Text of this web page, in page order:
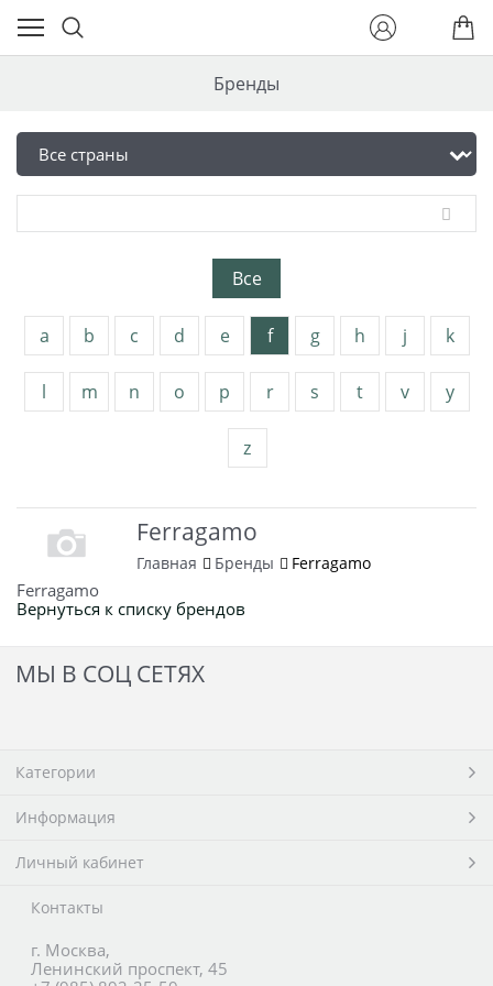
Бренды
Все
a b c d e f g h j k
l m n o p r s t v y
z
Ferragamo
Главная Бренды Ferragamo
Ferragamo
Вернуться к списку брендов
МЫ В СОЦ СЕТЯХ
Категории
Информация
Личный кабинет
Контакты
г. Москва,
Ленинский проспект, 45